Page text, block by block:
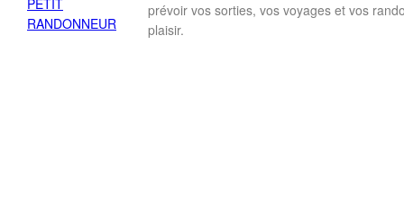
prévoir vos sorties, vos voyages et vos
plaisir.